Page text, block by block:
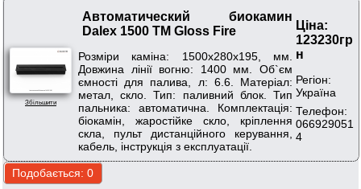
Збільшити
Автоматический биокамин
Dalex 1500 ТМ Gloss Fire
Розміри каміна: 1500х280х195, мм.
Довжина лінії вогню: 1400 мм. Об`єм
ємності для палива, л: 6.6. Матеріал:
метал, скло. Тип: паливний блок. Тип
пальника: автоматична. Комплектація:
біокамін, жаростійке скло, кріплення
скла, пульт дистанційного керування,
кабель, інструкція з експлуатації.
Ціна:
123230гр
н
Регіон:
Україна
Телефон:
066929051
4